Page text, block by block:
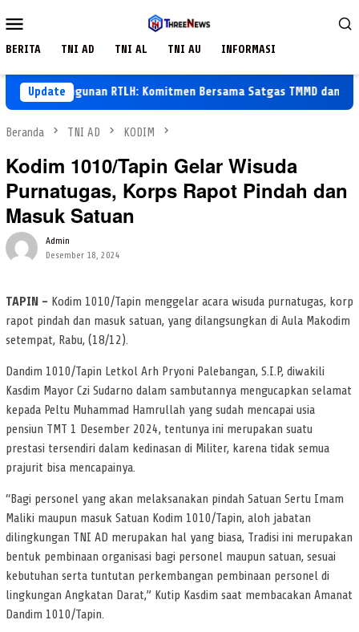
ke
Mobile
BERITA TNI AD TNI AL TNI AU INFORMASI
Update
Pembangunan RTLH: Komitmen Bersama Satgas TMMD dan Warga
Beranda TNI AD KODIM
Kodim 1010/Tapin Gelar Wisuda
Purnatugas, Korps Rapot Pindah dan
Masuk Satuan
Admin
Desember 18, 2024
TAPIN – Kodim 1010/Tapin menggelar acara wisuda purnatugas, korp
rapot pindah dan masuk satuan, yang dilangsungkan di Aula Makodim
setempat, Rabu, (18/12).
Dandim 1010/Tapin Letkol Arh Pryoni Palebangan, S.I.P, diwakili
Kasdim Mayor Czi Sudarno dalam sambutannya mengucapkan selamat
kepada Peltu Muhammad Hamrullah yang sudah mencapai usia
pensiun TMT 1 Desember 2024, tentunya ini merupakan suatu
prestasi tersendiri dalam kedinasan di Militer, karena tidak semua
prajurit bisa mencapainya.
“Bagi personel yang akan melaksanakan pindah Satuan Sertu Imam
Maliki maupun masuk Satuan Kodim 1010/Tapin, aloh jabatan
dilingkungan TNI AD merupakan hal yang biasa, Tradisi ini merupakan
bentuk pembinaan organisasi bagi personel maupun satuan, sesuai
kebutuhan serta tuntutan perkembangan pembinaan personel di
lingkungan Angkatan Darat,” Kutip Kasdim saat membacakan Amanat
Dandim 1010/Tapin.